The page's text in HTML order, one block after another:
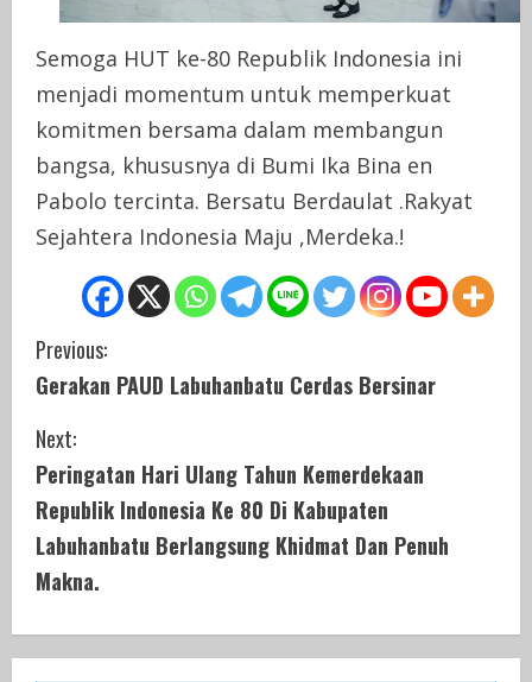
Semoga HUT ke-80 Republik Indonesia ini
menjadi momentum untuk memperkuat
komitmen bersama dalam membangun
bangsa, khususnya di Bumi Ika Bina en
Pabolo tercinta. Bersatu Berdaulat .Rakyat
Sejahtera Indonesia Maju ,Merdeka.!
C
o
n
t
i
n
u
Previous:
Gerakan PAUD Labuhanbatu Cerdas Bersinar
Next:
Peringatan Hari Ulang Tahun Kemerdekaan
Republik Indonesia Ke 80 Di Kabupaten
Labuhanbatu Berlangsung Khidmat Dan Penuh
Makna.